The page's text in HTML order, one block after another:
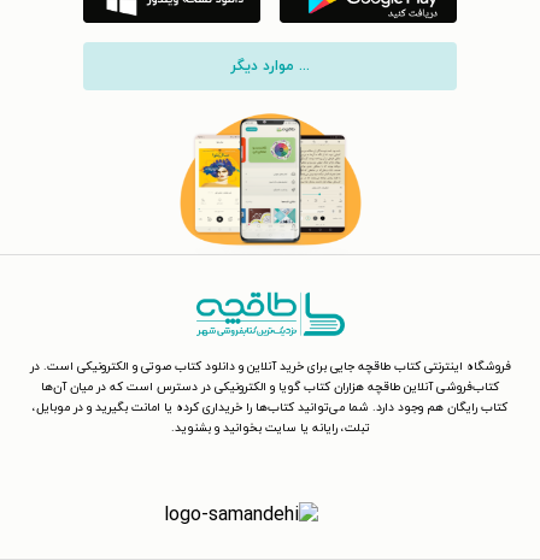
... موارد دیگر
فروشگاه اینترنتی کتاب طاقچه جایی برای خرید آنلاین و دانلود کتاب صوتی و الکترونیکی است. در
کتاب‌فروشی آنلاین طاقچه هزاران کتاب گویا و الکترونیکی در دسترس است که در میان آن‌ها
کتاب رایگان هم وجود دارد. شما می‌توانید کتاب‌ها را خریداری کرده یا امانت بگیرید و در موبایل،
تبلت، رایانه یا سایت بخوانید و بشنوید.